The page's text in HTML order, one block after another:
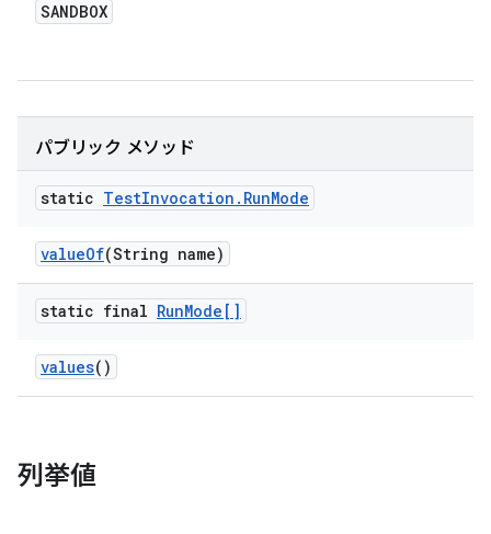
SANDBOX
パブリック メソッド
static TestInvocation . RunMode
valueOf(String name)
static final RunMode[]
values()
列挙値